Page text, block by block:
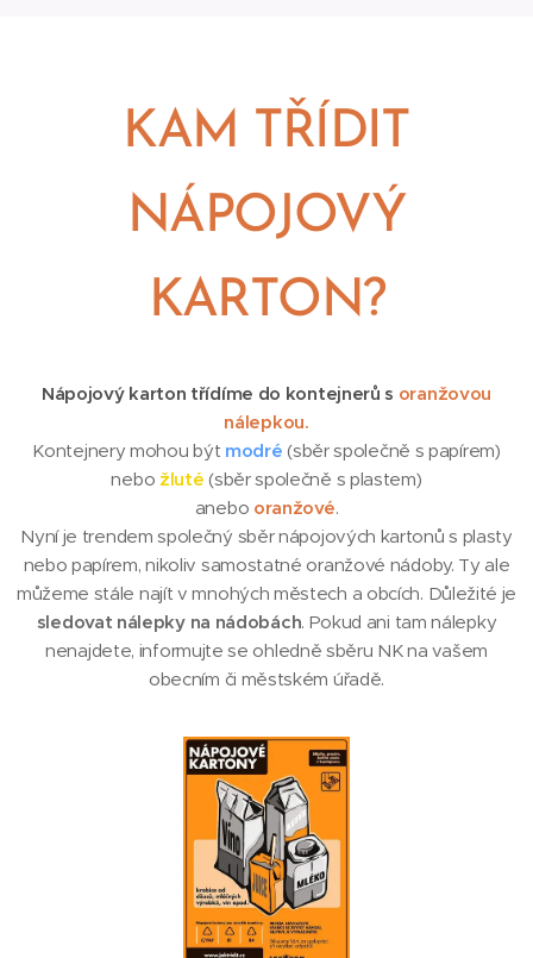
KAM TŘÍDIT
NÁPOJOVÝ
KARTON?
Nápojový karton třídíme do kontejnerů s oranžovou
nálepkou.
Kontejnery mohou být modré (sběr společně s papírem)
nebo žluté (sběr společně s plastem)
anebo oranžové.
Nyní je trendem společný sběr nápojových kartonů s plasty
nebo papírem, nikoliv samostatné oranžové nádoby. Ty ale
můžeme stále najít v mnohých městech a obcích. Důležité je
sledovat nálepky na nádobách. Pokud ani tam nálepky
nenajdete, informujte se ohledně sběru NK na vašem
obecním či městském úřadě.